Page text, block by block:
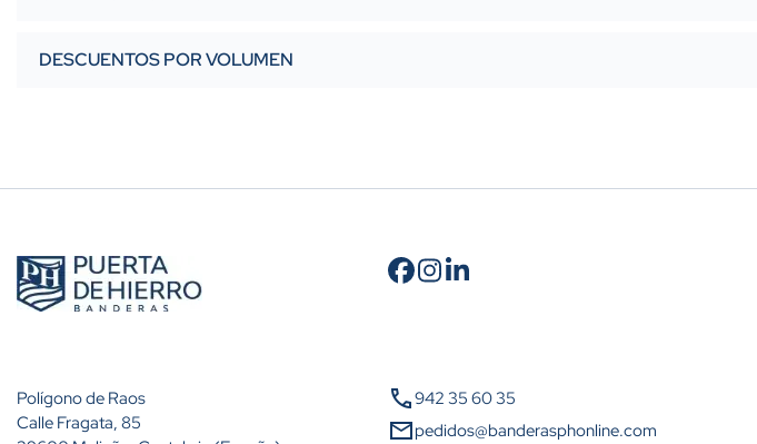
DESCUENTOS POR VOLUMEN
Cantidad
A partir de 25 unidades
Polígono de Raos
Calle Fragata, 85
call942 35 60 35
mailpedidos@banderasphonline.com